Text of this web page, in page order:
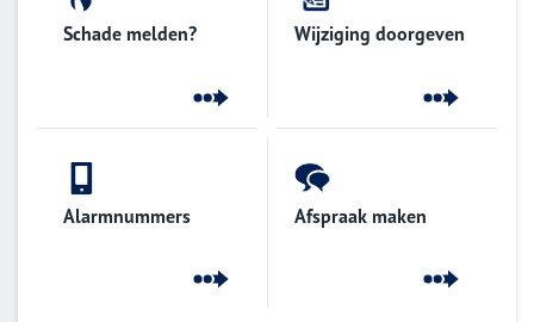
Schade melden? Wijziging doorgeven
Alarmnummers Afspraak maken